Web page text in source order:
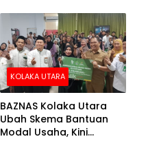
KOLAKA UTARA
BAZNAS Kolaka Utara
Ubah Skema Bantuan
Modal Usaha, Kini